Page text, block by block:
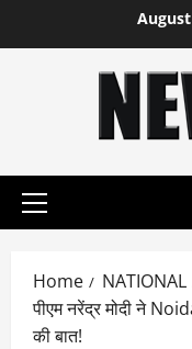
Primary
Home NATIONAL
पीएम नरेंद्र मोदी ने
की बात!